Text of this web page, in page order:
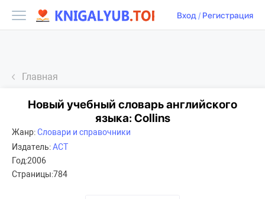
Вход/ Регистрация
Главная
Новый учебный словарь английского
языка: Collins
Жанр:Словари и справочники
Издатель:АСТ
Год:2006
Страницы:784